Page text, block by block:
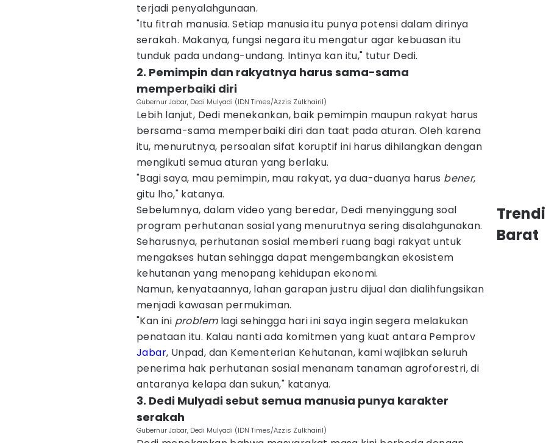
terjadi penyalahgunaan.
"Itu fitrah manusia. Setiap manusia itu punya potensi dalam dirinya
serakah. Makanya, fungsi negara itu mengatur agar kebuasan itu
tunduk pada undang-undang. Intinya kan itu," tutur Dedi.
2. Pemimpin dan rakyatnya harus sama-sama
memperbaiki diri
Gubernur Jabar, Dedi Mulyadi (IDN Times/Azzis Zulkhairil)
Lebih lanjut, Dedi menekankan, baik pemimpin maupun rakyat harus
bersama-sama memperbaiki diri dan taat pada aturan. Oleh karena
itu, menurutnya, persoalan sifat koruptif ini harus dihilangkan dengan
mengikuti semua aturan yang berlaku.
"Bagi saya, mau pemimpin, mau rakyat, ya dua-duanya harus bener,
gitu lho," katanya.
Sebelumnya, dalam video yang beredar, Dedi menyinggung soal
program perhutanan sosial yang menurutnya sering disalahgunakan.
Seharusnya, perhutanan sosial memberi ruang bagi rakyat untuk
mengakses hutan sehingga dapat mengembangkan ekosistem
kehutanan yang menopang kehidupan ekonomi.
Namun, kenyataannya, lahan garapan justru dijual dan dialihfungsikan
menjadi kawasan permukiman.
"Kan ini problemlagi sehingga hari ini saya ingin segera melakukan
penataan itu. Kalau nanti ada komitmen yang kuat antara Pemprov
Jabar, Unpad, dan Kementerian Kehutanan, kami wajibkan seluruh
penerima hak perhutanan sosial menanam tanaman agroforestri, di
antaranya kelapa dan sukun," katanya.
3. Dedi Mulyadi sebut semua manusia punya karakter
serakah
Gubernur Jabar, Dedi Mulyadi (IDN Times/Azzis Zulkhairil)
Barat